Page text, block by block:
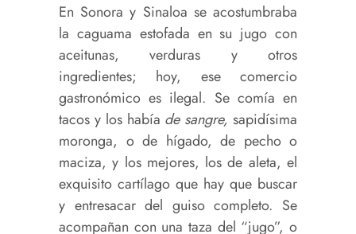
En Sonora y Sinaloa se acostumbraba
la caguama estofada en su jugo con
aceitunas, verduras y otros
ingredientes; hoy, ese comercio
gastronómico es ilegal. Se comía en
tacos y los había de sangre, sapidísima
moronga, o de hígado, de pecho o
maciza, y los mejores, los de aleta, el
exquisito cartílago que hay que buscar
y entresacar del guiso completo. Se
acompañan con una taza del “jugo”, o